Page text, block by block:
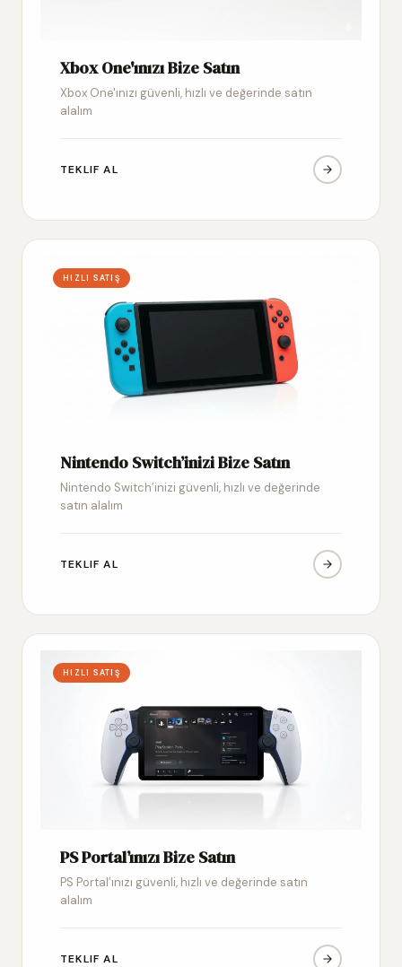
Xbox One'ınızı Bize Satın
Xbox One'ınızı güvenli, hızlı ve değerinde satın
alalım
TEKLIF AL
HIZLI SATIŞ
Nintendo Switch’inizi Bize Satın
Nintendo Switch’inizi güvenli, hızlı ve değerinde
satın alalım
TEKLIF AL
HIZLI SATIŞ
PS Portal’ınızı Bize Satın
PS Portal’ınızı güvenli, hızlı ve değerinde satın
alalım
TEKLIF AL